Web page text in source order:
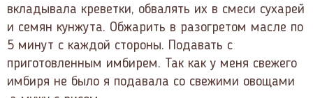
вкладывала креветки, обвалять их в смеси сухарей
и семян кунжута. Обжарить в разогретом масле по
5 минут с каждой стороны. Подавать с
приготовленным имбирем. Так как у меня свежего
имбиря не было я подавала со свежими овощами